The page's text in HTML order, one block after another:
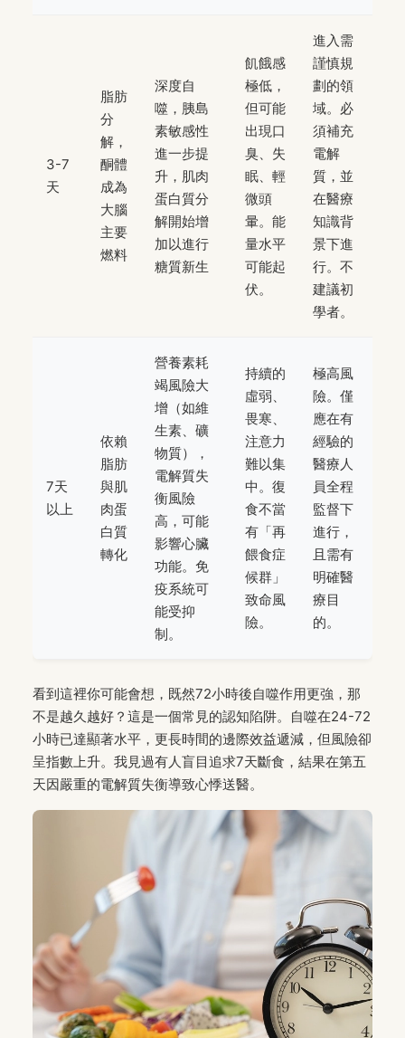
3-7
天
脂肪
分
解，
酮體
成為
大腦
主要
燃料
深度自
噬，胰島
素敏感性
進一步提
升，肌肉
蛋白質分
解開始增
加以進行
糖質新生
飢餓感
極低，
但可能
出現口
臭、失
眠、輕
微頭
暈。能
量水平
可能起
伏。
進入需
謹慎規
劃的領
域。必
須補充
電解
質，並
在醫療
知識背
景下進
行。不
建議初
學者。
7天
以上
依賴
脂肪
與肌
肉蛋
白質
轉化
營養素耗
竭風險大
增（如維
生素、礦
物質），
電解質失
衡風險
高，可能
影響心臟
功能。免
疫系統可
能受抑
制。
持續的
虛弱、
畏寒、
注意力
難以集
中。復
食不當
有「再
餵食症
候群」
致命風
險。
極高風
險。僅
應在有
經驗的
醫療人
員全程
監督下
進行，
且需有
明確醫
療目
的。
看到這裡你可能會想，既然72小時後自噬作用更強，那
不是越久越好？這是一個常見的認知陷阱。自噬在24-72
小時已達顯著水平，更長時間的邊際效益遞減，但風險卻
呈指數上升。我見過有人盲目追求7天斷食，結果在第五
天因嚴重的電解質失衡導致心悸送醫。